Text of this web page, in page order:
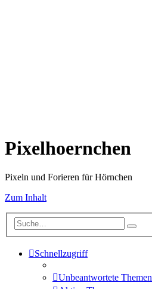
Pixelhoernchen
Pixeln und Forieren für Hörnchen
Zum Inhalt
Schnellzugriff
Unbeantwortete Themen